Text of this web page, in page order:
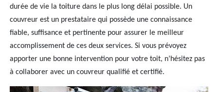
durée de vie la toiture dans le plus long délai possible. Un
couvreur est un prestataire qui possède une connaissance
fiable, suffisance et pertinente pour assurer le meilleur
accomplissement de ces deux services. Si vous prévoyez
apporter une bonne intervention pour votre toit, n’hésitez pas
à collaborer avec un couvreur qualifié et certifié.